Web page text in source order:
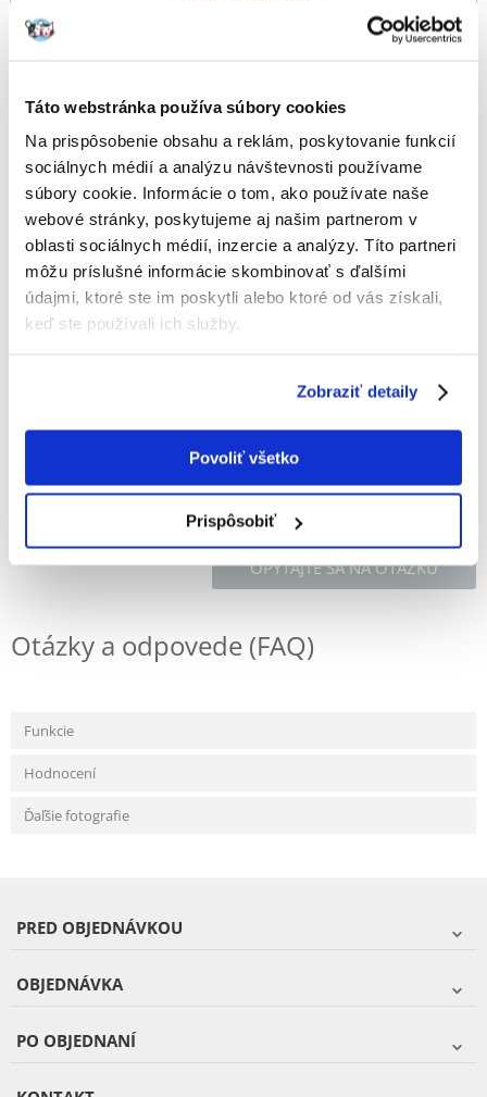
Táto webstránka používa súbory cookies
Na prispôsobenie obsahu a reklám, poskytovanie funkcií
sociálnych médií a analýzu návštevnosti používame
súbory cookie. Informácie o tom, ako používate naše
webové stránky, poskytujeme aj našim partnerom v
oblasti sociálnych médií, inzercie a analýzy. Títo partneri
môžu príslušné informácie skombinovať s ďalšími
údajmi, ktoré ste im poskytli alebo ktoré od vás získali,
keď ste používali ich služby.
Zobraziť detaily
Povoliť všetko
Prispôsobiť
VITAPOL Zeleninové sušienky pre hlodavce 175g
Výrobca: VITAPOL KÓD: 7613
Napísať recenziu
€3.53 (20.76 € / kg)
ODOSIELAME DO 48HODÍN
Popis
OPÝTAJTE SA NA OTÁZKU
Otázky a odpovede (FAQ)
Funkcie
Hodnocení
Ďaľšie fotografie
PRED OBJEDNÁVKOU
OBJEDNÁVKA
PO OBJEDNANÍ